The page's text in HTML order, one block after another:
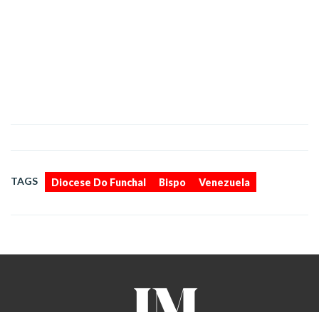
TAGS Diocese Do Funchal Bispo Venezuela